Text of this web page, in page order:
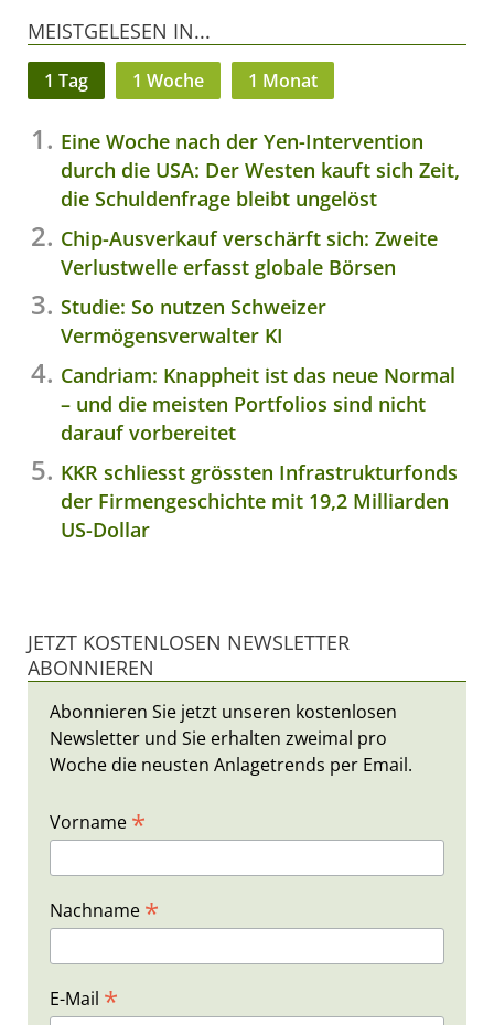
MEISTGELESEN IN...
1 Tag 1 Woche 1 Monat
Eine Woche nach der Yen-Intervention
durch die USA: Der Westen kauft sich Zeit,
die Schuldenfrage bleibt ungelöst
Chip-Ausverkauf verschärft sich: Zweite
Verlustwelle erfasst globale Börsen
Studie: So nutzen Schweizer
Vermögensverwalter KI
Candriam: Knappheit ist das neue Normal
– und die meisten Portfolios sind nicht
darauf vorbereitet
KKR schliesst grössten Infrastrukturfonds
der Firmengeschichte mit 19,2 Milliarden
US-Dollar
JETZT KOSTENLOSEN NEWSLETTER
ABONNIEREN
Abonnieren Sie jetzt unseren kostenlosen
Newsletter und Sie erhalten zweimal pro
Woche die neusten Anlagetrends per Email.
Vorname *
Nachname *
E-Mail *